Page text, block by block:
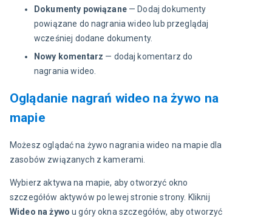
Dokumenty powiązane— Dodaj dokumenty
powiązane do nagrania wideo lub przeglądaj
wcześniej dodane dokumenty.
Nowy komentarz — dodaj komentarz do
nagrania wideo.
Oglądanie nagrań wideo na żywo na
mapie
Możesz oglądać na żywo nagrania wideo na mapie dla
zasobów związanych z kamerami.
Wybierz aktywa na mapie, aby otworzyć okno
szczegółów aktywów po lewej stronie strony. Kliknij
Wideo na żywo u góry okna szczegółów, aby otworzyć